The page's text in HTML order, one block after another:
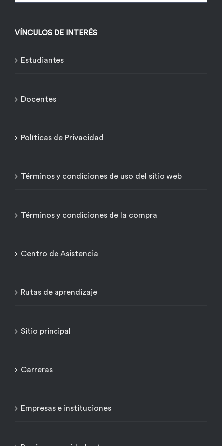
VÍNCULOS DE INTERÉS
Estudiantes
Docentes
Políticas de Privacidad
Términos y condiciones de uso del sitio web
Términos y condiciones de la compra
Centro de Asistencia
Rutas de aprendizaje
Sitio principal
Carreras
Empresas e instituciones